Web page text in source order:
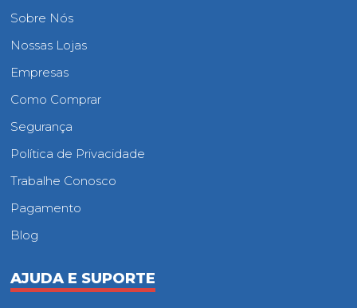
Sobre Nós
Nossas Lojas
Empresas
Como Comprar
Segurança
Política de Privacidade
Trabalhe Conosco
Pagamento
Blog
AJUDA E SUPORTE